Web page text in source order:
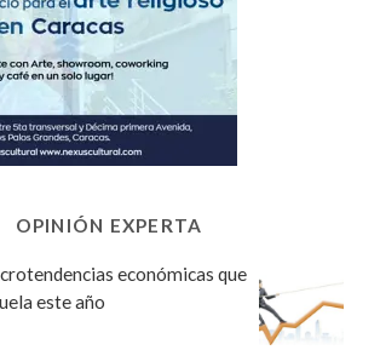
OPINIÓN EXPERTA
económicas que
este año